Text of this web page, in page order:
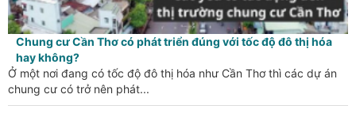
Chung cư Cần Thơ có phát triển đúng với tốc độ đô thị hóa
hay không?
Ở một nơi đang có tốc độ đô thị hóa như Cần Thơ thì các dự án
chung cư có trở nên phát...